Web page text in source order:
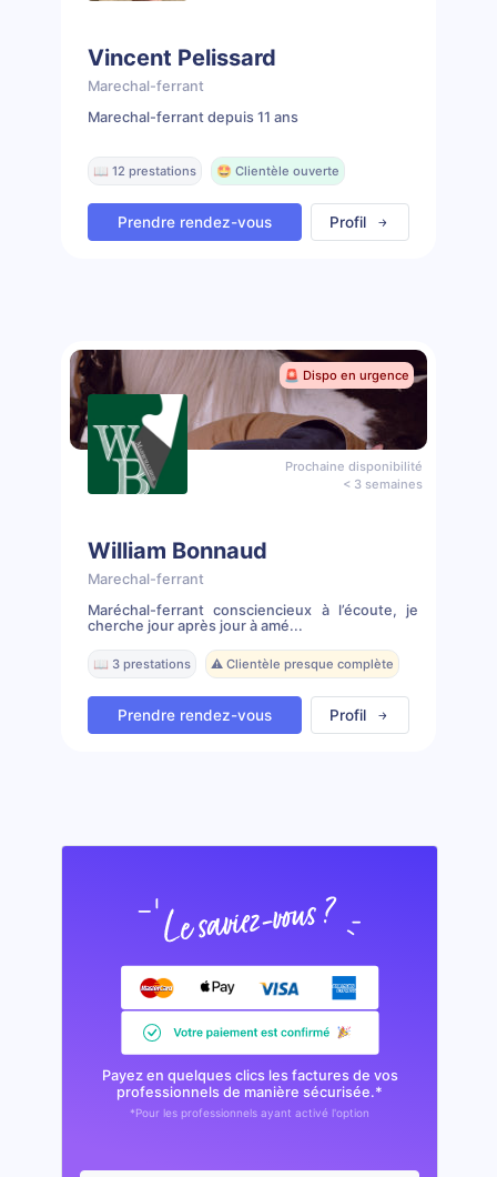
Vincent Pelissard
Marechal-ferrant
Marechal-ferrant depuis 11 ans
📖 12 prestations 🤩 Clientèle ouverte
Prendre rendez-vous Profil
🚨 Dispo en urgence
Prochaine disponibilité
< 3 semaines
William Bonnaud
Marechal-ferrant
Maréchal-ferrant consciencieux à l’écoute, je
cherche jour après jour à amé...
📖 3 prestations ⚠️ Clientèle presque complète
Prendre rendez-vous Profil
Payez en quelques clics les factures de vos
professionnels de manière sécurisée.*
*Pour les professionnels ayant activé l'option